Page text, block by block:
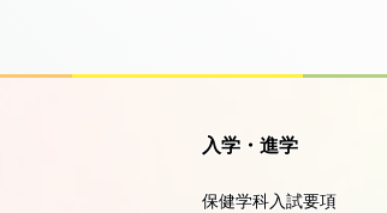
入学・進学
保健学科入試要項